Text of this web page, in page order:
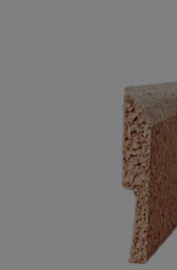
Wymiary
– 310 kg/m3.
daje
i oryginalny